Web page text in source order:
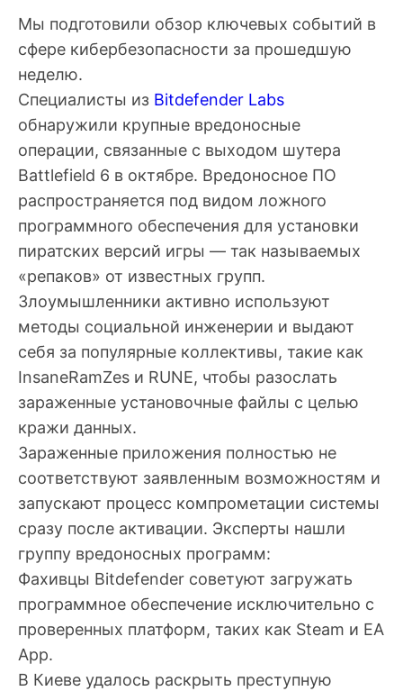
Мы подготовили обзор ключевых событий в
сфере кибербезопасности за прошедшую
неделю.
Специалисты из Bitdefender Labs
обнаружили крупные вредоносные
операции, связанные с выходом шутера
Battlefield 6 в октябре. Вредоносное ПО
распространяется под видом ложного
программного обеспечения для установки
пиратских версий игры — так называемых
«репаков» от известных групп.
Злоумышленники активно используют
методы социальной инженерии и выдают
себя за популярные коллективы, такие как
InsaneRamZes и RUNE, чтобы разослать
зараженные установочные файлы с целью
кражи данных.
Зараженные приложения полностью не
соответствуют заявленным возможностям и
запускают процесс компрометации системы
сразу после активации. Эксперты нашли
группу вредоносных программ:
Фахивцы Bitdefender советуют загружать
программное обеспечение исключительно с
проверенных платформ, таких как Steam и EA
App.
В Киеве удалось раскрыть преступную